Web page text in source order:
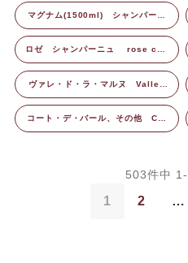
マグナム(1500ml) シャンパーニ
ュ Magnum Bottle Champagn
ロゼ シャンパーニュ rose cha
mpagne
ヴァレ・ド・ラ・マルヌ Vallee
de la Marne
コート・デ・バール、その他 Cot
e des Bar, Others
503件中 1 -
1 2 …